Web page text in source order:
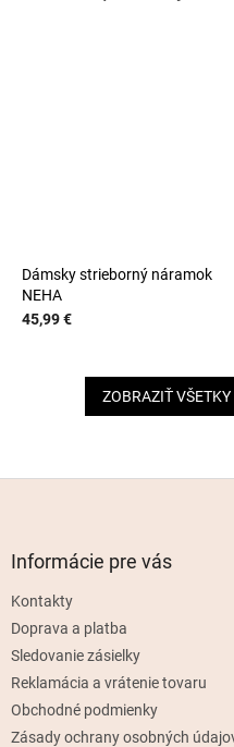
Dámsky strieborný náramok
NEHA
45,99 €
ZOBRAZIŤ
Informácie pre vás
Kontakty
Doprava a platba
Sledovanie zásielky
Reklamácia a vrátenie tovaru
Obchodné podmienky
Zásady ochrany osobných